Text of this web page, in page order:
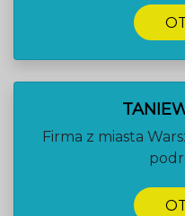
Firma z miasta